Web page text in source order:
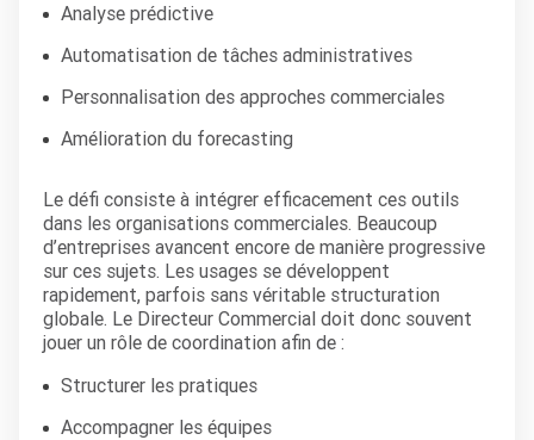
Analyse prédictive
Automatisation de tâches administratives
Personnalisation des approches commerciales
Amélioration du forecasting
Le défi consiste à intégrer efficacement ces outils
dans les organisations commerciales. Beaucoup
d’entreprises avancent encore de manière progressive
sur ces sujets. Les usages se développent
rapidement, parfois sans véritable structuration
globale. Le Directeur Commercial doit donc souvent
jouer un rôle de coordination afin de :
Structurer les pratiques
Accompagner les équipes